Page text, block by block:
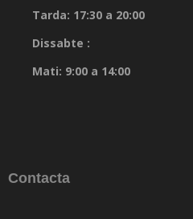
Tarda: 17:30 a 20:00
Dissabte :
Mati: 9:00 a 14:00
Contacta